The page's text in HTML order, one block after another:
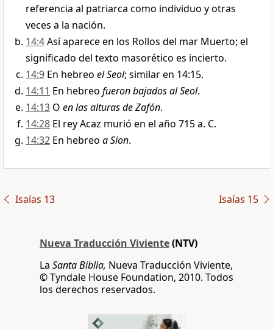
referencia al patriarca como individuo y otras
veces a la nación.
14:4Así aparece en los Rollos del mar Muerto; el
significado del texto masorético es incierto.
14:9 En hebreo el Seol; similar en 14:15.
14:11 En hebreo fueron bajados al Seol.
14:13 O en las alturas de Zafón.
14:28 El rey Acaz murió en el año 715 a. C.
14:32 En hebreo a Sion.
Isaías 13 Isaías 15
Nueva Traducción Viviente(NTV)
La Santa Biblia, Nueva Traducción Viviente,
© Tyndale House Foundation, 2010. Todos
los derechos reservados.